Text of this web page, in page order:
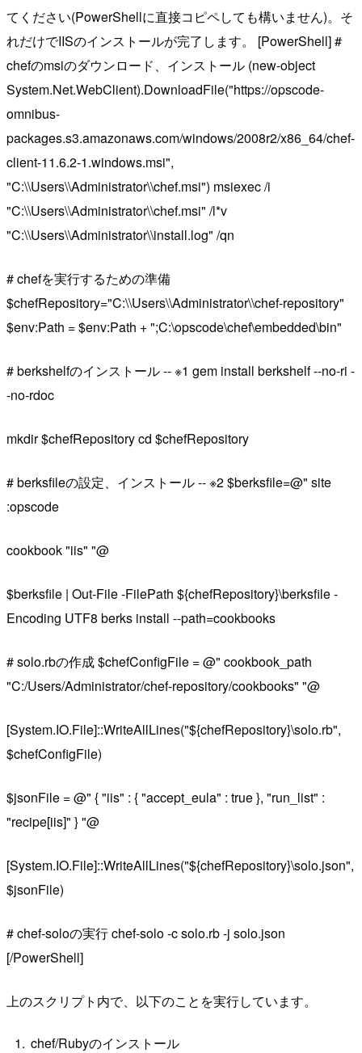
てください(PowerShellに直接コピペしても構いません)。そ
れだけでIISのインストールが完了します。 [PowerShell] #
chefのmsiのダウンロード、インストール (new-object
System.Net.WebClient).DownloadFile("https://opscode-
omnibus-
packages.s3.amazonaws.com/windows/2008r2/x86_64/chef-
client-11.6.2-1.windows.msi",
"C:\\Users\\Administrator\\chef.msi") msiexec /i
"C:\\Users\\Administrator\\chef.msi" /l*v
"C:\\Users\\Administrator\\install.log" /qn
# chefを実行するための準備
$chefRepository="C:\\Users\\Administrator\\chef-repository"
$env:Path = $env:Path + ";C:\opscode\chef\embedded\bin"
# berkshelfのインストール -- ※1 gem install berkshelf --no-ri -
-no-rdoc
mkdir $chefRepository cd $chefRepository
# berksfileの設定、インストール -- ※2 $berksfile=@" site
:opscode
cookbook "iis" "@
$berksfile | Out-File -FilePath ${chefRepository}\berksfile -
Encoding UTF8 berks install --path=cookbooks
# solo.rbの作成 $chefConfigFile = @" cookbook_path
"C:/Users/Administrator/chef-repository/cookbooks" "@
[System.IO.File]::WriteAllLines("${chefRepository}\solo.rb",
$chefConfigFile)
$jsonFile = @" { "iis" : { "accept_eula" : true }, "run_list" :
"recipe[iis]" } "@
[System.IO.File]::WriteAllLines("${chefRepository}\solo.json",
$jsonFile)
# chef-soloの実行 chef-solo -c solo.rb -j solo.json
[/PowerShell]
上のスクリプト内で、以下のことを実行しています。
chef/Rubyのインストール